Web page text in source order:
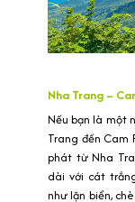
Nha Trang –
Nếu bạn là một
Trang đến Cam
phát từ Nha
dài với cát
như lặn biển,